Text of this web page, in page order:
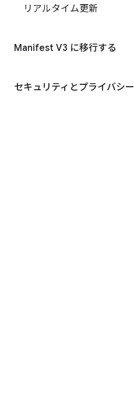
リアルタイム更新
Manifest V3 に移行する
セキュリティとプライバシー